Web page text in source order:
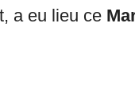
a eu lieu ce